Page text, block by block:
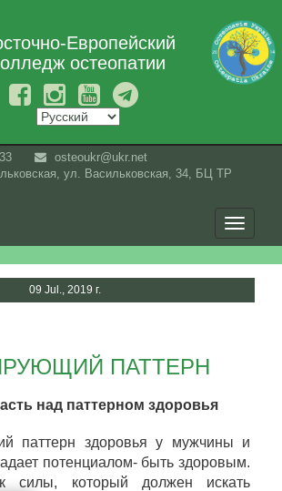
Европейский
остеопатии
osteoukr@ukr.net
ул. Васильковская, 34, БЦ TP
Toggle
09 Jul., 2019 г.
ПАТТЕРН
над паттерном здоровья
паттерн здоровья у мужчины и
потенциалом- быть здоровым.
силы, который должен искать